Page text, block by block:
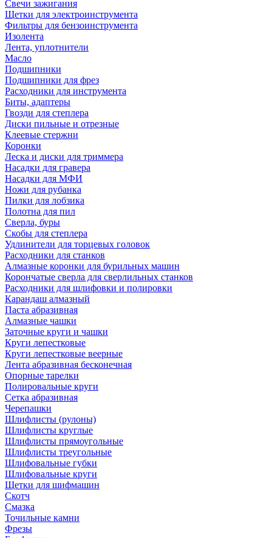
Свечи зажигания
Щетки для электроинструмента
Фильтры для бензоинструмента
Изолента
Лента, уплотнители
Масло
Подшипники
Подшипники для фрез
Расходники для инструмента
Биты, адаптеры
Гвозди для степлера
Диски пильные и отрезные
Клеевые стержни
Коронки
Леска и диски для триммера
Насадки для гравера
Насадки для МФИ
Ножи для рубанка
Пилки для лобзика
Полотна для пил
Сверла, буры
Скобы для степлера
Удлинители для торцевых головок
Расходники для станков
Алмазные коронки для бурильных машин
Корончатые сверла для сверлильных станков
Расходники для шлифовки и полировки
Карандаш алмазный
Паста абразивная
Алмазные чашки
Заточные круги и чашки
Круги лепестковые
Круги лепестковые веерные
Лента абразивная бесконечная
Опорные тарелки
Полировальные круги
Сетка абразивная
Черепашки
Шлифлисты (рулоны)
Шлифлисты круглые
Шлифлисты прямоугольные
Шлифлисты треугольные
Шлифовальные губки
Шлифовальные круги
Щетки для шифмашин
Скотч
Смазка
Точильные камни
Фрезы